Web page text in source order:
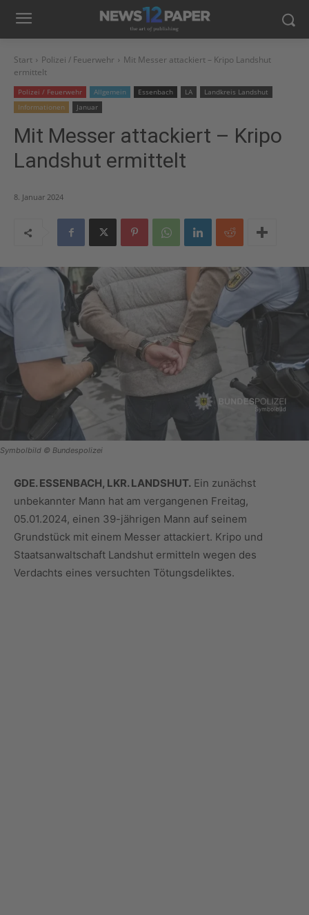
Start Polizei / Feuerwehr
Mit Messer attackiert – Kripo Landshut
ermittelt
Polizei / Feuerwehr Allgemein Essenbach LA
Landkreis Landshut
Informationen
Januar
Mit Messer attackiert – Kripo
Landshut ermittelt
8. Januar 2024
Symbolbild © Bundespolizei
GDE. ESSENBACH, LKR. LANDSHUT. Ein zunächst
unbekannter Mann hat am vergangenen Freitag,
05.01.2024, einen 39-jährigen Mann auf seinem
Grundstück mit einem Messer attackiert. Kripo und
Staatsanwaltschaft Landshut ermitteln wegen des
Verdachts eines versuchten Tötungsdeliktes.